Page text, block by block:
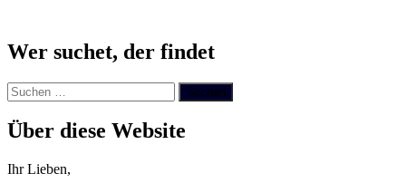
Wer suchet, der findet
Suchen
nach:
Über diese Website
Ihr Lieben,